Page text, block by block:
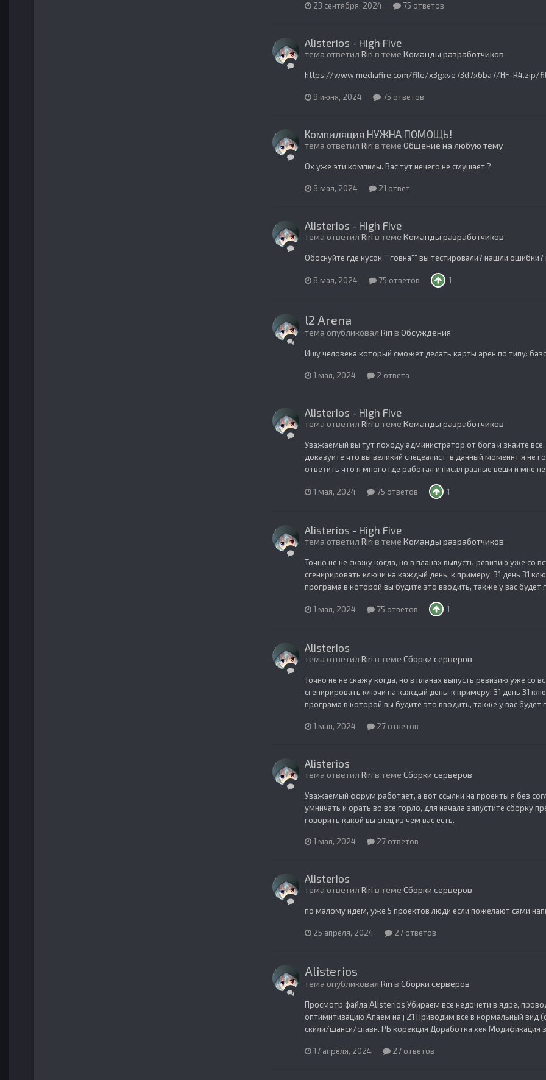
23 сентября, 2024 75 ответов
Alisterios - High Five
тема ответил Riri в теме Команды разработчиков
https://www.mediafire.com/file/x3gxve73d7x6ba7/HF-R4.zip/
9 июня, 2024 75 ответов
Компиляция НУЖНА ПОМОЩЬ!
тема ответил Riri в теме Общение на любую тему
Ох уже эти компилы. Вас тут нечего не смущает ?
8 мая, 2024 21 ответ
Alisterios - High Five
тема ответил Riri в теме Команды разработчиков
Обоснуйте где кусок ""говна"" вы тестировали? нашли ошибки?
8 мая, 2024 75 ответов 1
l2 Arena
тема опубликовал Riri в Обсуждения
Ищу человека который сможет делать карты арен по типу:
1 мая, 2024 2 ответа
Alisterios - High Five
тема ответил Riri в теме Команды разработчиков
Уважаемый вы тут походу администратор от бога и знаите
доказуите что вы великий спецеалист, в данный моменнт я
ответить что я много где работал и писал разные вещи и мне
1 мая, 2024 75 ответов 1
Alisterios - High Five
тема ответил Riri в теме Команды разработчиков
Точно не не скажу когда, но в планах выпусть ревизию уже со
сгенирировать ключи на каждый день, к примеру: 31 день 31
програма в которой вы будите это вводить, также у вас
1 мая, 2024 75 ответов 1
Alisterios
тема ответил Riri в теме Сборки серверов
Точно не не скажу когда, но в планах выпусть ревизию уже со
сгенирировать ключи на каждый день, к примеру: 31 день 31
програма в которой вы будите это вводить, также у вас
1 мая, 2024 27 ответов
Alisterios
тема ответил Riri в теме Сборки серверов
Уважаемый форум работает, а вот ссылки на проекты я без
умничать и орать во все горло, для начала запустите сборку
говорить какой вы спец из чем вас есть.
1 мая, 2024 27 ответов
Alisterios
тема ответил Riri в теме Сборки серверов
по малому идем, уже 5 проектов люди если пожелают сами
25 апреля, 2024 27 ответов
Alisterios
тема опубликовал Riri в Сборки серверов
Просмотр файла Alisterios Убираем все недочети в ядре,
оптимитизацию Апаем на j 21 Приводим все в нормальный
скили/шанси/спавн. РБ корекция Доработка хек
17 апреля, 2024 27 ответов